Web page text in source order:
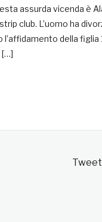
assurda vicenda è
club. L’uomo ha
della figlia
[…]